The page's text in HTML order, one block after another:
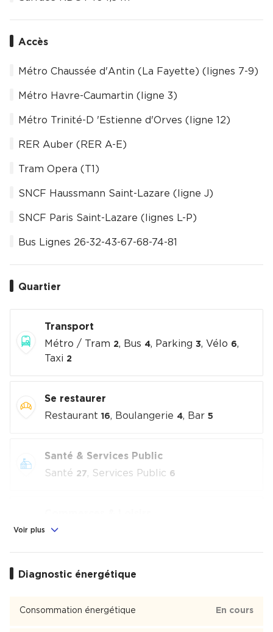
Accès
Métro Chaussée d'Antin (La Fayette) (lignes 7-9)
Métro Havre-Caumartin (ligne 3)
Métro Trinité-D 'Estienne d'Orves (ligne 12)
RER Auber (RER A-E)
Tram Opera (T1)
SNCF Haussmann Saint-Lazare (ligne J)
SNCF Paris Saint-Lazare (lignes L-P)
Bus Lignes 26-32-43-67-68-74-81
Quartier
Transport
Métro / Tram 2, Bus 4, Parking 3, Vélo 6,
Taxi 2
Se restaurer
Restaurant 16, Boulangerie 4, Bar 5
Santé & Services Public
Santé 27, Services Public 6
Alimentation
Voir plus
Diagnostic énergétique
Consommation énergétique En cours